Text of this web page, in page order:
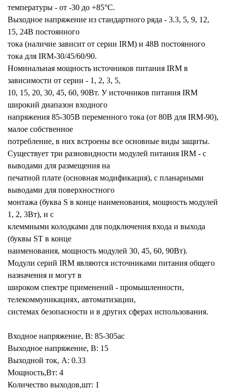
температуры - от -30 до +85°С.
Выходное напряжение из стандартного ряда - 3.3, 5, 9, 12,
15, 24В постоянного
тока (наличие зависит от серии IRM) и 48В постоянного
тока для IRM-30/45/60/90.
Номинальная мощность источников питания IRM в
зависимости от серии - 1, 2, 3, 5,
10, 15, 20, 30, 45, 60, 90Вт. У источников питания IRM
широкий диапазон входного
напряжения 85-305В переменного тока (от 80В для IRM-90),
малое собственное
потребление, в них встроены все основные виды защиты.
Существует три разновидности модулей питания IRM - с
выводами для размещения на
печатной плате (основная модификация), с планарными
выводами для поверхностного
монтажа (буква S в конце наименования, мощность модулей
1, 2, 3Вт), и с
клеммными колодками для подключения входа и выхода
(буквы ST в конце
наименования, мощность модулей 30, 45, 60, 90Вт).
Модули серий IRM являются источниками питания общего
назначения и могут в
широком спектре применений - промышленности,
телекоммуникациях, автоматизации,
системах безопасности и в других сферах использования.
Входное напряжение, В: 85-305ac
Выходное напряжение, В: 15
Выходной ток, А: 0.33
Мощность,Вт: 4
Количество выходов,шт: 1